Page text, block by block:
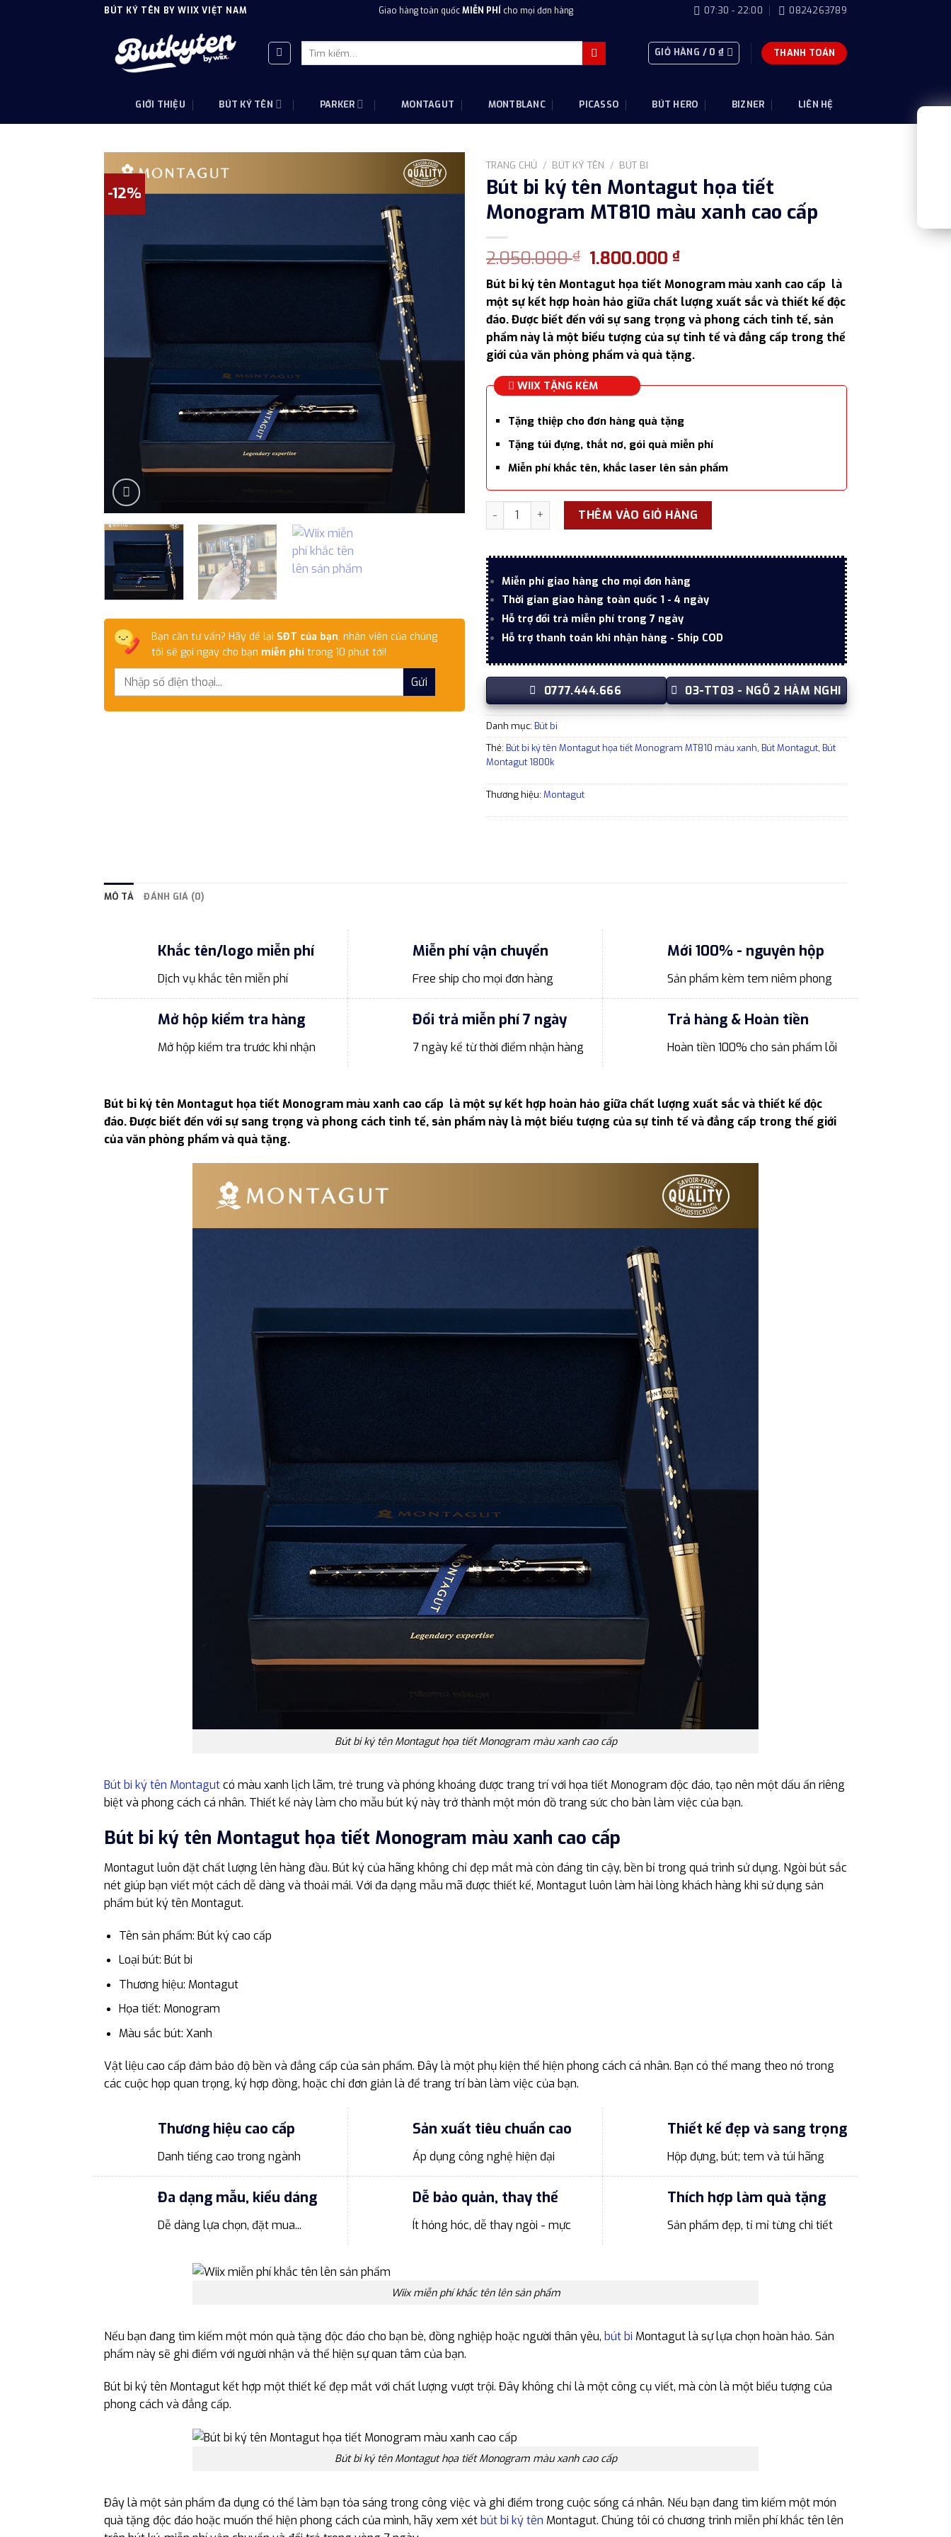
BÚT KÝ TÊN BY WIIX VIỆT NAM Giao hàng toàn quốcMIỄN PHÍ cho mọi đơn hàng 07:30 - 22:00 0824263789
Tìm
kiếm:
GIỎ HÀNG / 0₫ THANH TOÁN
GIỚI THIỆU BÚT KÝ TÊN PARKER MONTAGUT MONTBLANC PICASSO BÚT HERO BIZNER LIÊN HỆ
-12%
Bạn cần tư vấn? Hãy để lại SĐT của bạn, nhân viên của chúng
tôi sẽ gọi ngay cho bạn miễn phí trong 10 phút tới!
TRANG CHỦ / BÚT KÝ TÊN / BÚT BI
Bút bi ký tên Montagut họa tiết
Monogram MT810 màu xanh cao cấp
2.050.000₫ Giá
gốc
là:
2.050.000 ₫.
1.800.000₫Giá
tại
là:
1.800.000 ₫.
Bút bi ký tên Montagut họa tiết Monogram màu xanh cao cấp là
một sự kết hợp hoàn hảo giữa chất lượng xuất sắc và thiết kế độc
đáo. Được biết đến với sự sang trọng và phong cách tinh tế, sản
phẩm này là một biểu tượng của sự tinh tế và đẳng cấp trong thế
giới của văn phòng phẩm và quà tặng.
WIIX TẶNG KÈM
Tặng thiệp cho đơn hàng quà tặng
Tặng túi đựng, thắt nơ, gói quà miễn phí
Miễn phí khắc tên, khắc laser lên sản phẩm
Bút bi ký tên Montagut họa tiết Monogram MT810 màu xanh cao cấp số lượng
THÊM VÀO GIỎ HÀNG
Miễn phí giao hàng cho mọi đơn hàng
Thời gian giao hàng toàn quốc 1 - 4 ngày
Hỗ trợ đổi trả miễn phí trong 7 ngày
Hỗ trợ thanh toán khi nhận hàng - Ship COD
0777.444.666 03-TT03 - NGÕ 2 HÀM NGHI
Danh mục: Bút bi
Thẻ: Bút bi ký tên Montagut họa tiết Monogram MT810 màu xanh, Bút Montagut, Bút
Montagut 1800k
Thương hiệu: Montagut
MÔ TẢ ĐÁNH GIÁ (0)
Khắc tên/logo miễn phí
Dịch vụ khắc tên miễn phí
Miễn phí vận chuyển
Free ship cho mọi đơn hàng
Mới 100% - nguyên hộp
Sản phẩm kèm tem niêm phong
Mở hộp kiểm tra hàng
Mở hộp kiểm tra trước khi nhận
Đổi trả miễn phí 7 ngày
7 ngày kể từ thời điểm nhận hàng
Trả hàng & Hoàn tiền
Hoàn tiền 100% cho sản phẩm lỗi
Bút bi ký tên Montagut họa tiết Monogram màu xanh cao cấp là một sự kết hợp hoàn hảo giữa chất lượng xuất sắc và thiết kế độc
đáo. Được biết đến với sự sang trọng và phong cách tinh tế, sản phẩm này là một biểu tượng của sự tinh tế và đẳng cấp trong thế giới
của văn phòng phẩm và quà tặng.
Bút bi ký tên Montagut họa tiết Monogram màu xanh cao cấp
Bút bi ký tên Montagutcó màu xanh lịch lãm, trẻ trung và phóng khoáng được trang trí với họa tiết Monogram độc đáo, tạo nên một dấu ấn riêng
biệt và phong cách cá nhân. Thiết kế này làm cho mẫu bút ký này trở thành một món đồ trang sức cho bàn làm việc của bạn.
Bút bi ký tên Montagut họa tiết Monogram màu xanh cao cấp
Montagut luôn đặt chất lượng lên hàng đầu. Bút ký của hãng không chỉ đẹp mắt mà còn đáng tin cậy, bền bỉ trong quá trình sử dụng. Ngòi bút sắc
nét giúp bạn viết một cách dễ dàng và thoải mái. Với đa dạng mẫu mã được thiết kế, Montagut luôn làm hài lòng khách hàng khi sử dụng sản
phẩm bút ký tên Montagut.
Tên sản phẩm: Bút ký cao cấp
Loại bút: Bút bi
Thương hiệu: Montagut
Họa tiết: Monogram
Màu sắc bút: Xanh
Vật liệu cao cấp đảm bảo độ bền và đẳng cấp của sản phẩm. Đây là một phụ kiện thể hiện phong cách cá nhân. Bạn có thể mang theo nó trong
các cuộc họp quan trọng, ký hợp đồng, hoặc chỉ đơn giản là để trang trí bàn làm việc của bạn.
Thương hiệu cao cấp
Danh tiếng cao trong ngành
Sản xuất tiêu chuẩn cao
Áp dụng công nghệ hiện đại
Thiết kế đẹp và sang trọng
Hộp đựng, bút; tem và túi hãng
Đa dạng mẫu, kiểu dáng
Dễ dàng lựa chọn, đặt mua...
Dễ bảo quản, thay thế
Ít hỏng hóc, dễ thay ngòi - mực
Thích hợp làm quà tặng
Sản phẩm đẹp, tỉ mỉ từng chi tiết
Wiix miễn phí khắc tên lên sản phẩm
Nếu bạn đang tìm kiếm một món quà tặng độc đáo cho bạn bè, đồng nghiệp hoặc người thân yêu, bút bi Montagut là sự lựa chọn hoàn hảo. Sản
phẩm này sẽ ghi điểm với người nhận và thể hiện sự quan tâm của bạn.
Bút bi ký tên Montagut kết hợp một thiết kế đẹp mắt với chất lượng vượt trội. Đây không chỉ là một công cụ viết, mà còn là một biểu tượng của
phong cách và đẳng cấp.
Bút bi ký tên Montagut họa tiết Monogram màu xanh cao cấp
Đây là một sản phẩm đa dụng có thể làm bạn tỏa sáng trong công việc và ghi điểm trong cuộc sống cá nhân. Nếu bạn đang tìm kiếm một món
quà tặng độc đáo hoặc muốn thể hiện phong cách của mình, hãy xem xétbút bi ký tên Montagut. Chúng tôi có chương trình miễn phí khắc tên lên